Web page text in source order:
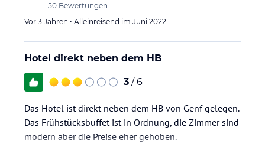
50 Bewertungen
Vor 3 Jahren • Alleinreisend im Juni 2022
Hotel direkt neben dem HB
3 / 6
Das Hotel ist direkt neben dem HB von Genf gelegen.
Das Frühstücksbuffet ist in Ordnung, die Zimmer sind
modern aber die Preise eher gehoben.